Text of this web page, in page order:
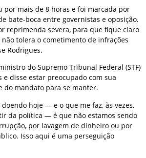
por mais de 8 horas e foi marcada por
bate-boca entre governistas e oposição.
reprimenda severa, para que fique claro
tolera o cometimento de infrações
Rodrigues.
do Supremo Tribunal Federal (STF)
e disse estar preocupado com sua
do mandato para se manter.
doendo hoje — e o que me faz, às vezes,
da política — é que não estamos sendo
por lavagem de dinheiro ou por
Isso aqui é uma perseguição